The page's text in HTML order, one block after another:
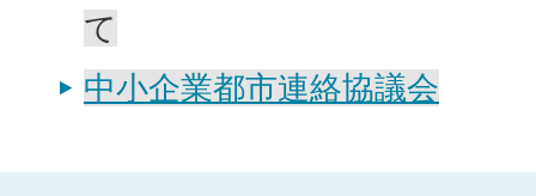
て
中小企業都市連絡協議会